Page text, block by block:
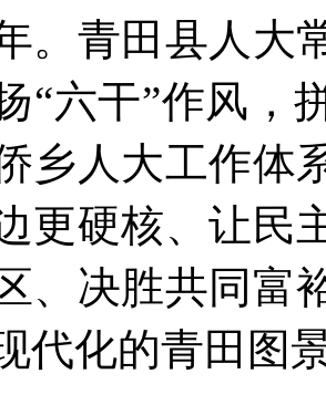
。青田县人大
“六干”作风，
乡人大工作体
更硬核、让民
、决胜共同富
代化的青田图